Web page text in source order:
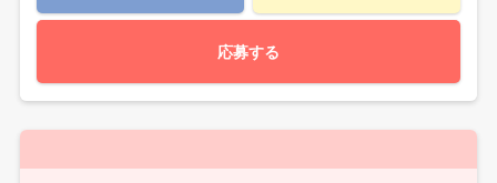
応募する